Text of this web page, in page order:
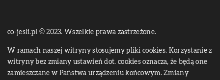
co-jesli.pl © 2023. Wszelkie prawa zastrzeżone.
W ramach naszej witryny stosujemy pliki cookies. Korzystanie z
witryny bez zmiany ustawień dot. cookies oznacza, że będą one
zamieszczane w Państwa urządzeniu końcowym. Zmiany